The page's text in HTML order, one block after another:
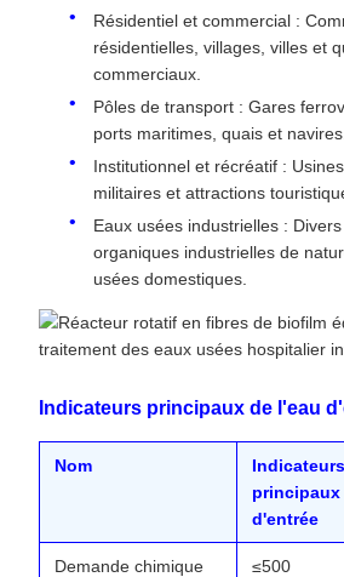
Résidentiel et commercial :
résidentielles, villages, villes et
commerciaux.
Pôles de transport : Gares
ports maritimes, quais et navires.
Institutionnel et récréatif :
militaires et attractions
Eaux usées industrielles :
organiques industrielles de
usées domestiques.
Indicateurs principaux de l'eau
Nom
Indicateurs
principaux
d'entrée
Demande chimique
≤500